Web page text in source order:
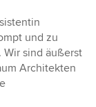
und zu
sind äußerst
Architekten